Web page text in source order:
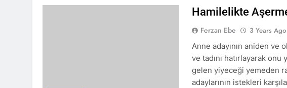
Hamilelikte
Ferzan Ebe 3 Years Ago
Anne adayının aniden ve
ve tadını hatırlayarak
gelen yiyeceği yemeden
adaylarının istekleri